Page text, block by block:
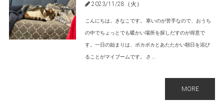
2023/11/28（火）
こんにちは。きなこです。 寒いのが苦手なので、おうち
の中でちょっとでも暖かい場所を探しだすのが得意で
す。一日の始まりは、ポカポカとあたたかい朝日を浴び
ることがマイブームです。 さ ...
MORE